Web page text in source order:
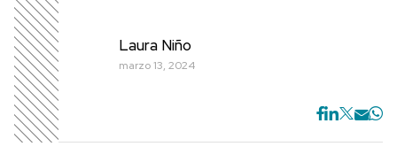
Laura Niño
marzo 13, 2024